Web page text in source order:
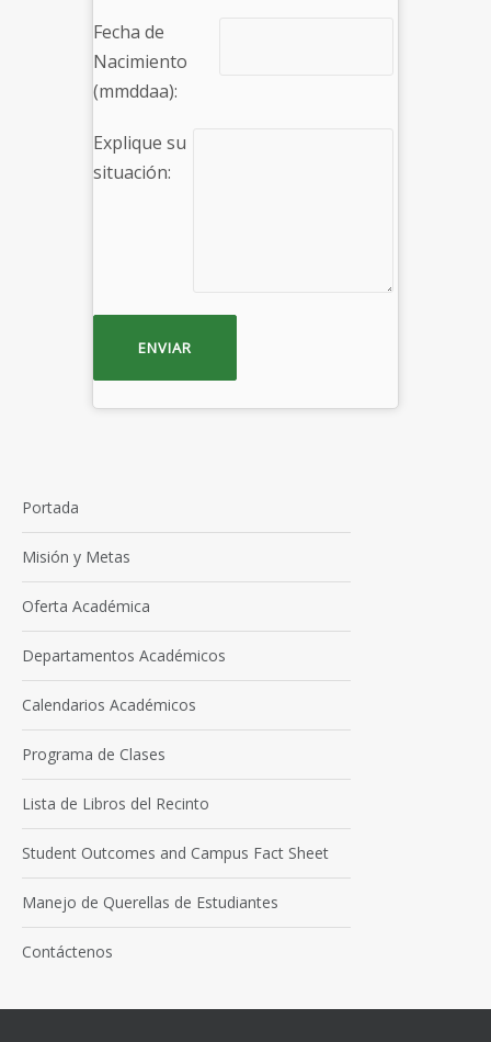
Fecha de
Nacimiento
(mmddaa):
Explique su
situación:
Portada
Misión y Metas
Oferta Académica
Departamentos Académicos
Calendarios Académicos
Programa de Clases
Lista de Libros del Recinto
Student Outcomes and Campus Fact Sheet
Manejo de Querellas de Estudiantes
Contáctenos